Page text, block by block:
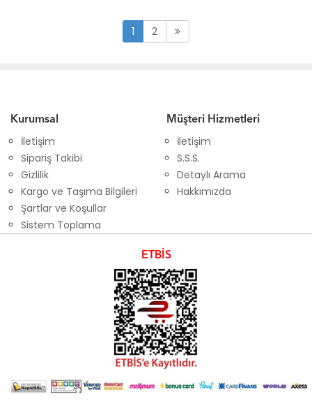
1 2
Kurumsal
İletişim
Sipariş Takibi
Gizlilik
Kargo ve Taşıma Bilgileri
Şartlar ve Koşullar
Sistem Toplama
Müşteri Hizmetleri
İletişim
S.S.S.
Detaylı Arama
Hakkımızda
ETBİS